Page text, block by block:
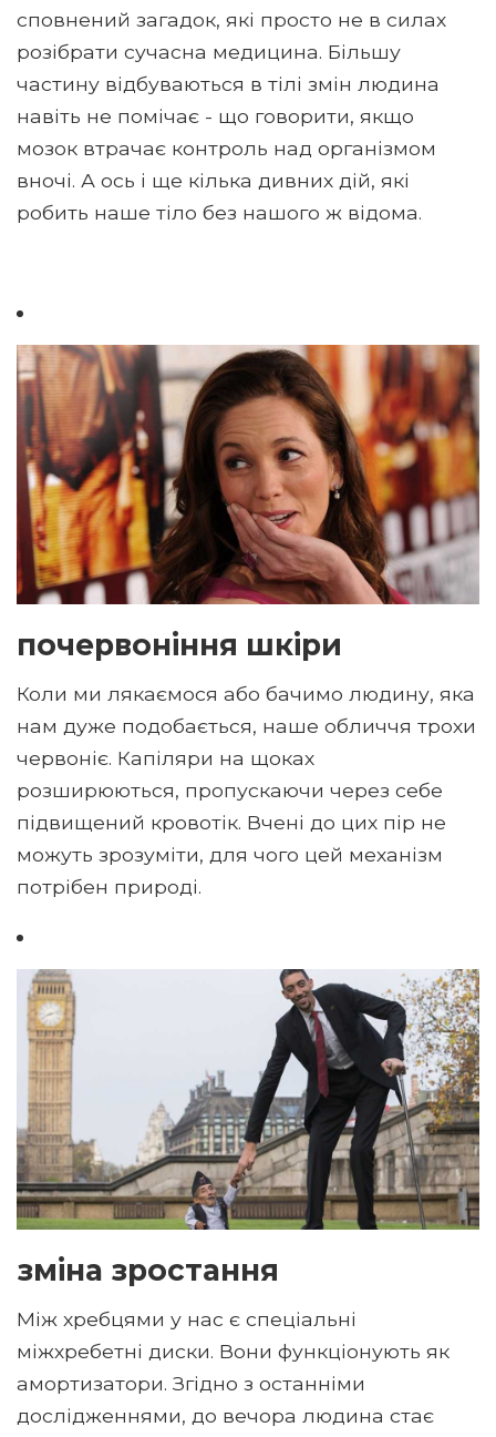
сповнений загадок, які просто не в силах
розібрати сучасна медицина. Більшу
частину відбуваються в тілі змін людина
навіть не помічає - що говорити, якщо
мозок втрачає контроль над організмом
вночі. А ось і ще кілька дивних дій, які
робить наше тіло без нашого ж відома.
почервоніння шкіри
Коли ми лякаємося або бачимо людину, яка
нам дуже подобається, наше обличчя трохи
червоніє. Капіляри на щоках
розширюються, пропускаючи через себе
підвищений кровотік. Вчені до цих пір не
можуть зрозуміти, для чого цей механізм
потрібен природі.
зміна зростання
Між хребцями у нас є спеціальні
міжхребетні диски. Вони функціонують як
амортизатори. Згідно з останніми
дослідженнями, до вечора людина стає